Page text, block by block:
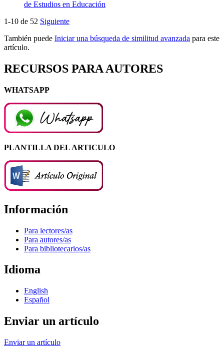
de Estudios en Educación
1-10 de 52 Siguiente
También puede Iniciar una búsqueda de similitud avanzada para este
artículo.
RECURSOS PARA AUTORES
WHATSAPP
PLANTILLA DEL ARTICULO
Información
Para lectores/as
Para autores/as
Para bibliotecarios/as
Idioma
English
Español
Enviar un artículo
Enviar un artículo